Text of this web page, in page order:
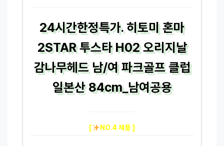
24시간한정특가. 히토미 혼마
2STAR 투스타 H02 오리지날
감나무헤드 남/여 파크골프 클럽
일본산 84cm_남여공용
[ NO.4 제품 ]